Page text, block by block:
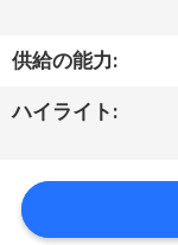
つ
い
供給の能力:
ハイライト: